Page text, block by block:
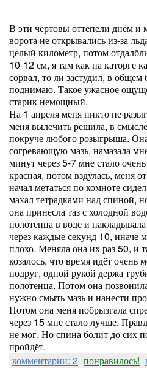
В эти чёртовы оттепели днём и
ворота не открывались из-за
целый километр, потом
10-12 см, я там как на каторге
сорвал, то ли застудил, в общем
поднимаю. Такое ужасное
старик немощный.
На 1 апреля меня никто не
меня вылечить решила, в
покруче любого розыгрыша.
согревающую мазь, намазала
минут через 5-7 мне стало
красная, потом вздулась, меня
начал метаться по комноте
махал тетрадками над спиной,
она принесла таз с холодной
полотенца в воде и
через каждые секунд 10, иначе
плохо. Меняла она их раз 50, и
козалось, что время идёт очень
подруг, одной рукой держа
полотенца. Потом она
нужно смыть мазь и нанести
Потом она меня побрызгала
через 15 мне стало лучше.
не мог. Но спина болит до сих
пройдёт.
комментарии: 2 понравилось!